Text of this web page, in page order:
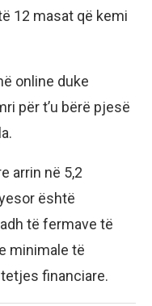
12 masat që kemi
online duke
për t’u bërë pjesë
arrin në 5,2
është
të fermave të
minimale të
financiare.